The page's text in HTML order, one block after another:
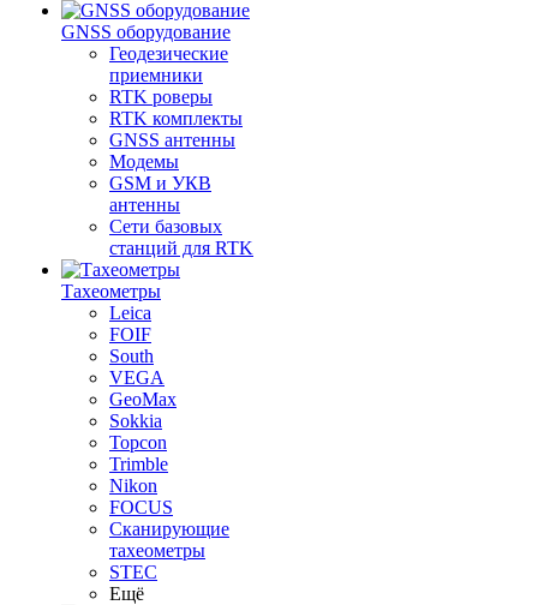
GNSS оборудование
Геодезические
приемники
RTK роверы
RTK комплекты
GNSS антенны
Модемы
GSM и УКВ
антенны
Сети базовых
станций для RTK
Тахеометры
Leica
FOIF
South
VEGA
GeoMax
Sokkia
Topcon
Trimble
Nikon
FOCUS
Сканирующие
тахеометры
STEC
Ещё